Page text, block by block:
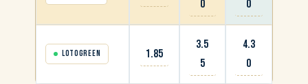
0
0
Lotogreen 1.85
3.5
5
4.3
0